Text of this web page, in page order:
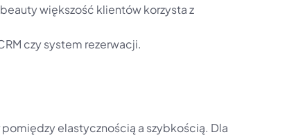
większość klientów korzysta z
czy system rezerwacji.
elastycznością a szybkością. Dla